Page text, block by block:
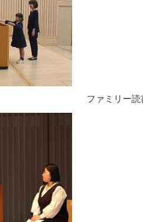
ファミリー